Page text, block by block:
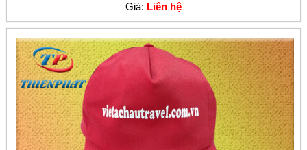
Giá: Liên hệ